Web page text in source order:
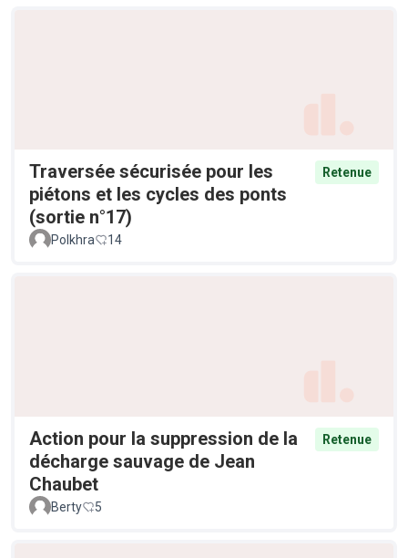
Traversée sécurisée pour les
piétons et les cycles des ponts
(sortie n°17)
Retenue
Polkhra 14
Action pour la suppression de la
décharge sauvage de Jean
Chaubet
Retenue
Berty 5